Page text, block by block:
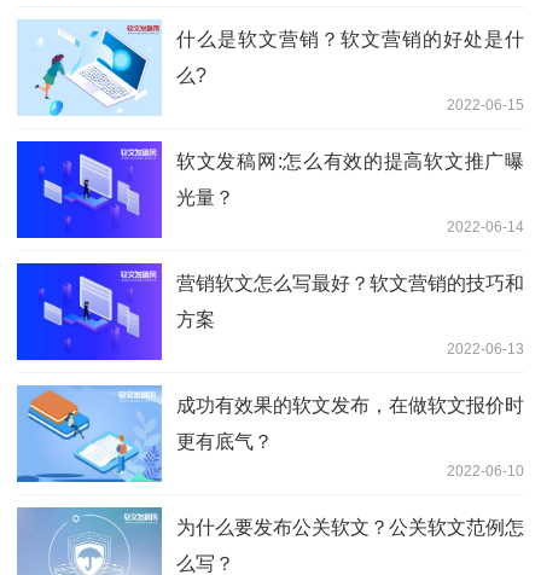
什么是软文营销？软文营销的好处是什
么?
2022-06-15
软文发稿网:怎么有效的提高软文推广曝
光量？
2022-06-14
营销软文怎么写最好？软文营销的技巧和
方案
2022-06-13
成功有效果的软文发布，在做软文报价时
更有底气？
2022-06-10
为什么要发布公关软文？公关软文范例怎
么写？